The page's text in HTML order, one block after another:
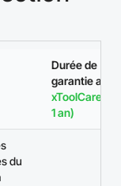
Durée de
garantie
xToolCare
1 an)
du